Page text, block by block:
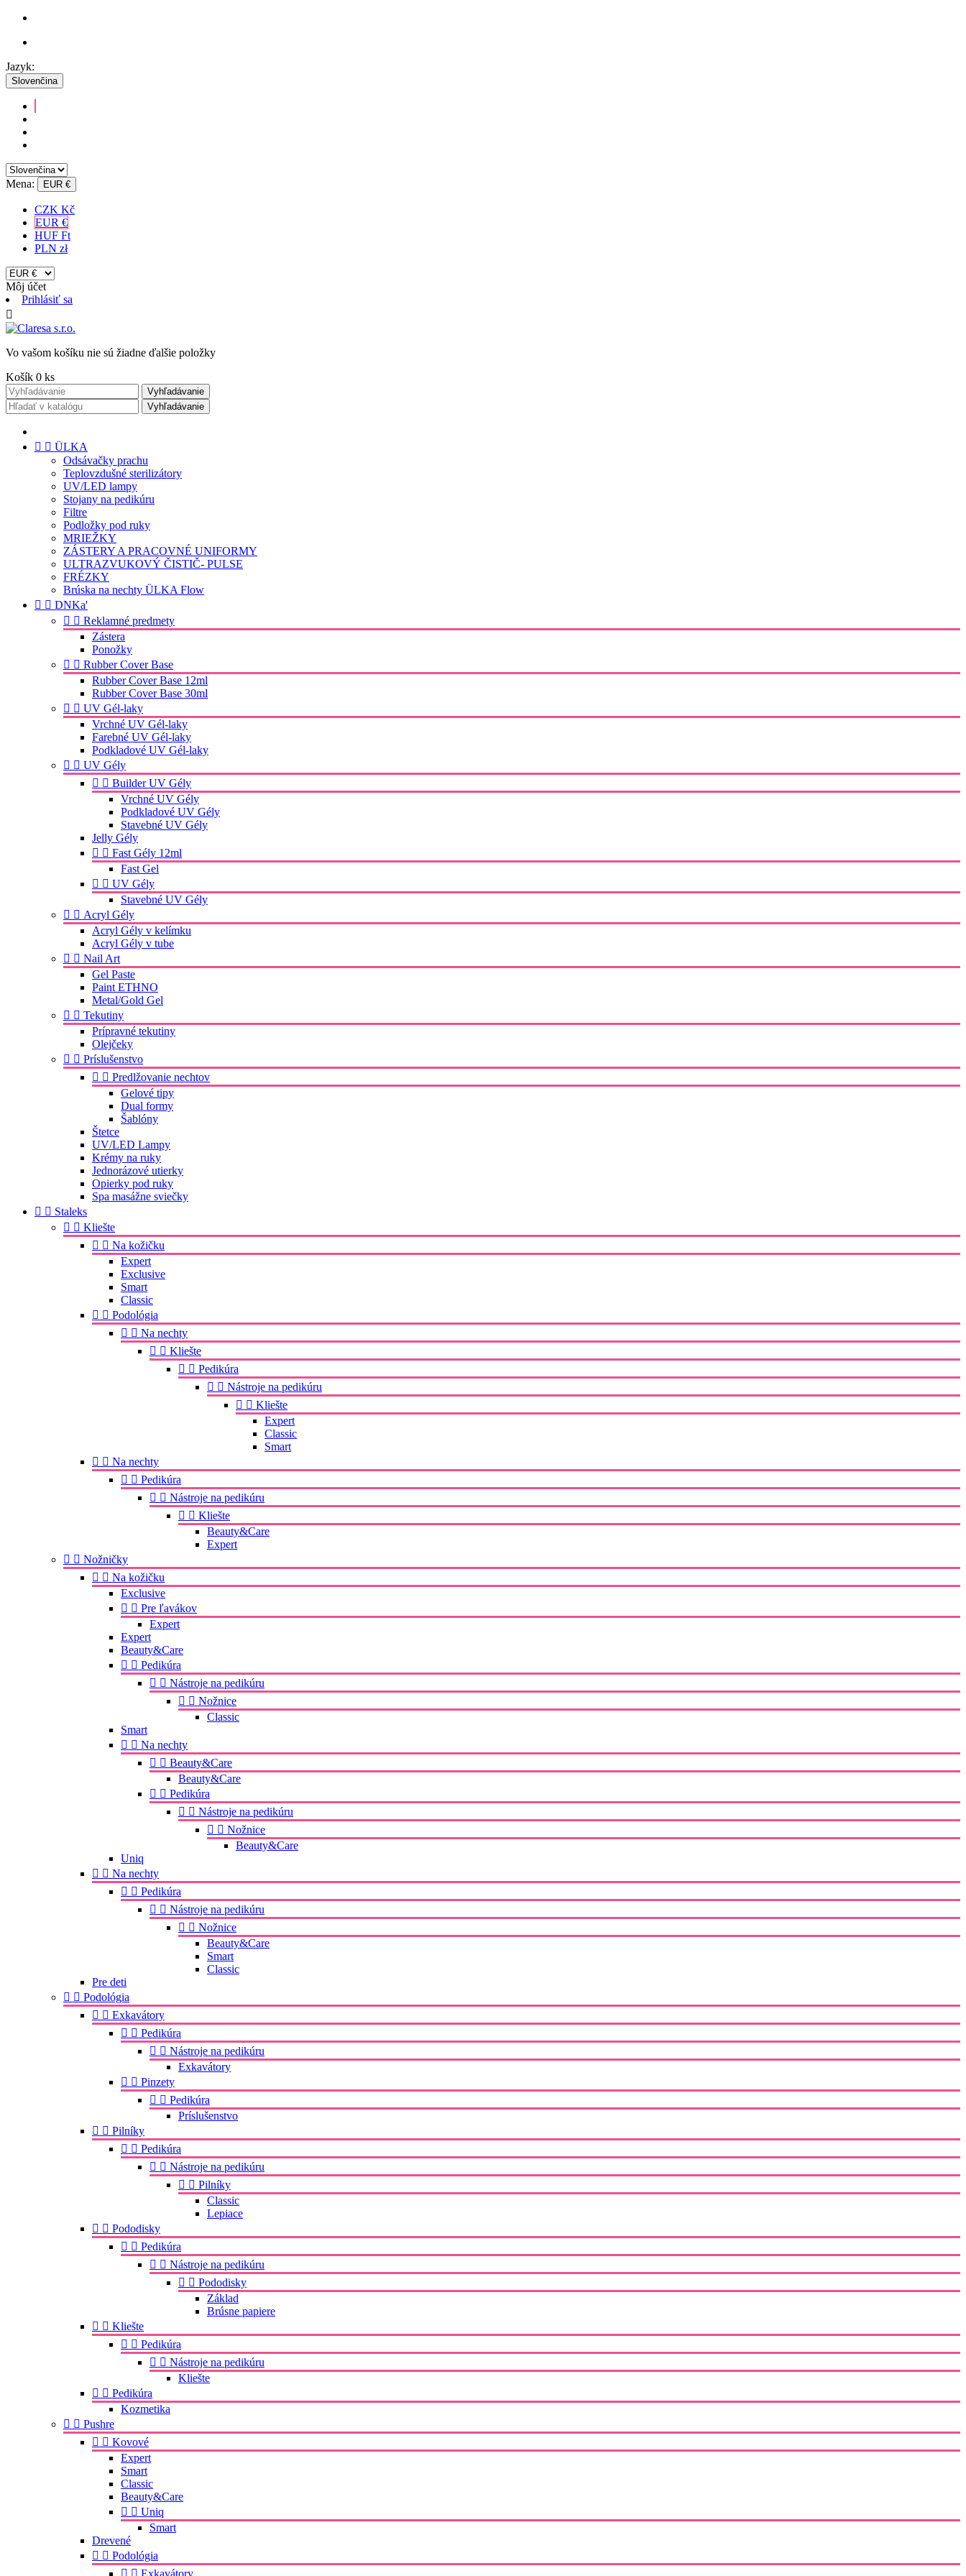
Jazyk:
Slovenčina
Mena: EUR €
CZK Kč
EUR €
HUF Ft
PLN zł
Môj účet
Prihlásiť sa

Vo vašom košíku nie sú žiadne ďalšie položky
Košík 0 ks
Vyhľadávanie
Vyhľadávanie
  ÜLKA
Odsávačky prachu
Teplovzdušné sterilizátory
UV/LED lampy
Stojany na pedikúru
Filtre
Podložky pod ruky
MRIEŽKY
ZÁSTERY A PRACOVNÉ UNIFORMY
ULTRAZVUKOVÝ ČISTIČ- PULSE
FRÉZKY
Brúska na nechty ÜLKA Flow
  DNKa'
  Reklamné predmety
Zástera
Ponožky
  Rubber Cover Base
Rubber Cover Base 12ml
Rubber Cover Base 30ml
  UV Gél-laky
Vrchné UV Gél-laky
Farebné UV Gél-laky
Podkladové UV Gél-laky
  UV Gély
  Builder UV Gély
Vrchné UV Gély
Podkladové UV Gély
Stavebné UV Gély
Jelly Gély
  Fast Gély 12ml
Fast Gel
  UV Gély
Stavebné UV Gély
  Acryl Gély
Acryl Gély v kelímku
Acryl Gély v tube
  Nail Art
Gel Paste
Paint ETHNO
Metal/Gold Gel
  Tekutiny
Prípravné tekutiny
Olejčeky
  Príslušenstvo
  Predlžovanie nechtov
Gelové tipy
Dual formy
Šablóny
Štetce
UV/LED Lampy
Krémy na ruky
Jednorázové utierky
Opierky pod ruky
Spa masážne sviečky
  Staleks
  Kliešte
  Na kožičku
Expert
Exclusive
Smart
Classic
  Podológia
  Na nechty
  Kliešte
  Pedikúra
  Nástroje na pedikúru
  Kliešte
Expert
Classic
Smart
  Na nechty
  Pedikúra
  Nástroje na pedikúru
  Kliešte
Beauty&Care
Expert
  Nožničky
  Na kožičku
Exclusive
  Pre ľavákov
Expert
Expert
Beauty&Care
  Pedikúra
  Nástroje na pedikúru
  Nožnice
Classic
Smart
  Na nechty
  Beauty&Care
Beauty&Care
  Pedikúra
  Nástroje na pedikúru
  Nožnice
Beauty&Care
Uniq
  Na nechty
  Pedikúra
  Nástroje na pedikúru
  Nožnice
Beauty&Care
Smart
Classic
Pre deti
  Podológia
  Exkavátory
  Pedikúra
  Nástroje na pedikúru
Exkavátory
  Pinzety
  Pedikúra
Príslušenstvo
  Pilníky
  Pedikúra
  Nástroje na pedikúru
  Pilníky
Classic
Lepiace
  Pododisky
  Pedikúra
  Nástroje na pedikúru
  Pododisky
Základ
Brúsne papiere
  Kliešte
  Pedikúra
  Nástroje na pedikúru
Kliešte
  Pedikúra
Kozmetika
  Pushre
  Kovové
Expert
Smart
Classic
Beauty&Care
  Uniq
Smart
Drevené
  Podológia
  Exkavátory